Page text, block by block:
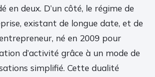
en deux. D’un côté, le régime de
existant de longue date, et de
né en 2009 pour
d’activité grâce à un mode de
simplifié. Cette dualité